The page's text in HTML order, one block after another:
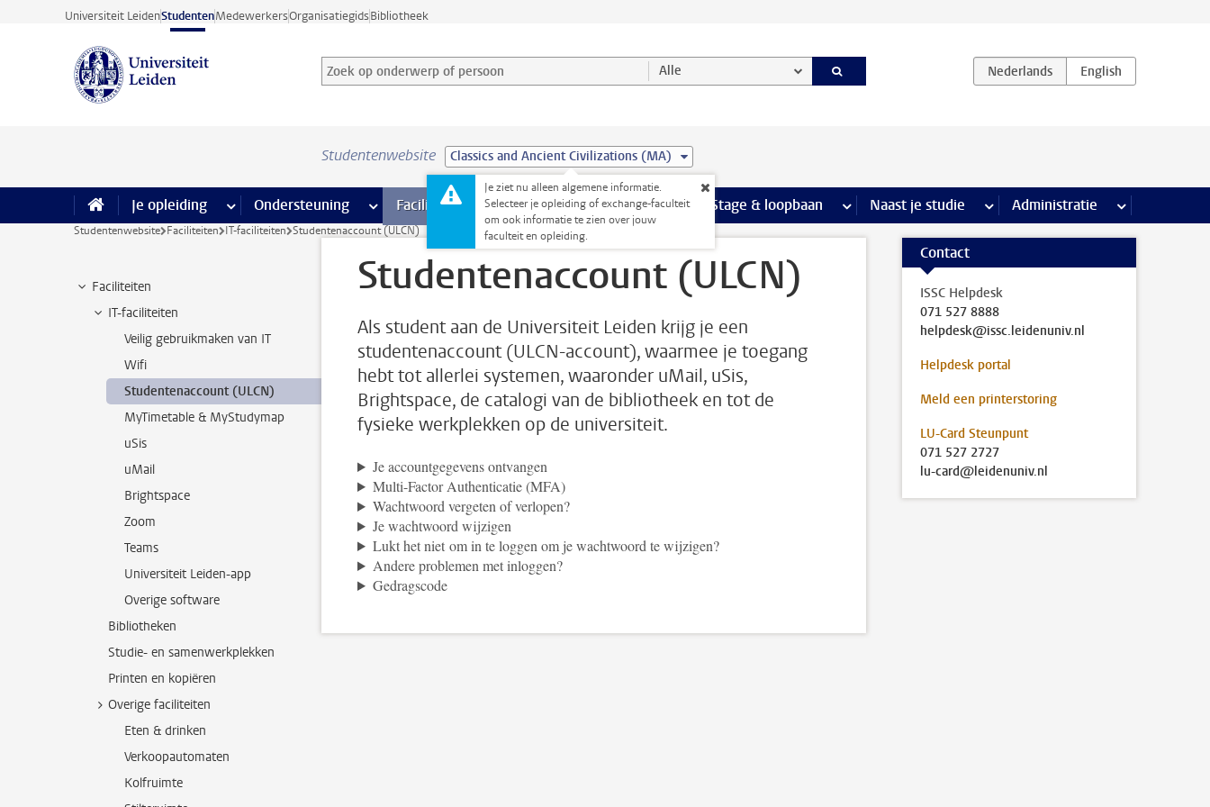
Ga direct naar de inhoud
Universiteit LeidenStudentenMedewerkersOrganisatiegidsBibliotheek
Zoek op onderwerp of persoon en selecteer categorie
Zoekterm Alle
Studentenwebsite Classics and Ancient Civilizations (MA)
Je ziet nu alleen algemene informatie.
Selecteer je opleiding of exchange-faculteit
om ook informatie te zien over jouw
faculteit en opleiding.
Je opleiding meer Je opleiding pagina’s
Ondersteuning meer Ondersteuning pagina’s
Faciliteiten meer Faciliteiten pagina’s
Extra studieactiviteiten meer Extra studieactiviteiten pagina’s
Stage & loopbaan meer Stage & loopbaan pagina’s
Naast je studie meer Naast je studie pagina’s
Administratie meer
Studentenwebsite Faciliteiten IT-faciliteiten Studentenaccount (ULCN)
Faciliteiten
IT-faciliteiten
Veilig gebruikmaken van IT
Wifi
Studentenaccount (ULCN)
MyTimetable & MyStudymap
uSis
uMail
Brightspace
Zoom
Teams
Universiteit Leiden-app
Overige software
Bibliotheken
Studie- en samenwerkplekken
Printen en kopiëren
Overige faciliteiten
Eten & drinken
Verkoopautomaten
Kolfruimte
Studentenaccount (ULCN)
Als student aan de Universiteit Leiden krijg je een
studentenaccount (ULCN-account), waarmee je toegang
hebt tot allerlei systemen, waaronder uMail, uSis,
Brightspace, de catalogi van de bibliotheek en tot de
fysieke werkplekken op de universiteit.
Je accountgegevens ontvangen
Multi-Factor Authenticatie (MFA)
Wachtwoord vergeten of verlopen?
Je wachtwoord wijzigen
Lukt het niet om in te loggen om je wachtwoord te wijzigen?
Andere problemen met inloggen?
Gedragscode
Contact
ISSC Helpdesk
071 527 8888
helpdesk@issc.leidenuniv.nl
Helpdesk portal
Meld een printerstoring
LU-Card Steunpunt
071 527 2727
lu-card@leidenuniv.nl